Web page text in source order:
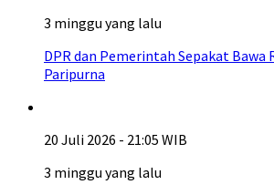
3 minggu yang lalu
DPR dan Pemerintah Sepakat Bawa
Paripurna
20 Juli 2026 - 21:05 WIB
3 minggu yang lalu